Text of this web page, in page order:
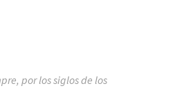
por los siglos de los